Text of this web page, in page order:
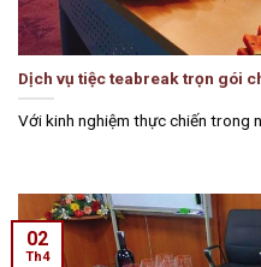
Dịch vụ tiệc teabreak trọn gói
Với kinh nghiệm thực chiến trong
02
Th4